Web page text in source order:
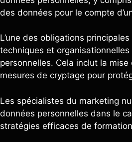
des données pour le compte
L’une des obligations
techniques et
personnelles. Cela inclut la
mesures de cryptage pour
Les spécialistes du marketing
données personnelles dans le
stratégies efficaces de